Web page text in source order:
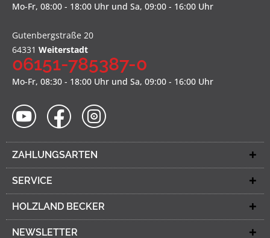
Mo-Fr, 08:00 - 18:00 Uhr und Sa, 09:00 - 16:00 Uhr
Gutenbergstraße 20
64331 Weiterstadt
06151-785387-0
Mo-Fr, 08:30 - 18:00 Uhr und Sa, 09:00 - 16:00 Uhr
ZAHLUNGSARTEN
SERVICE
HOLZLAND BECKER
NEWSLETTER